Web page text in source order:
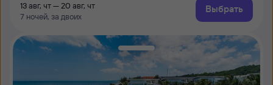
13 авг, чт — 20 авг, чт
7 ночей, за двоих
Выбрать